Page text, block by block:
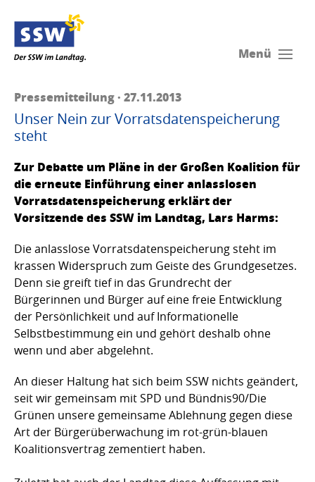
Menü
Pressemitteilung · 27.11.2013
Unser Nein zur Vorratsdatenspeicherung
steht
Zur Debatte um Pläne in der Großen Koalition für
die erneute Einführung einer anlasslosen
Vorratsdatenspeicherung erklärt der
Vorsitzende des SSW im Landtag, Lars Harms:
Die anlasslose Vorratsdatenspeicherung steht im
krassen Widerspruch zum Geiste des Grundgesetzes.
Denn sie greift tief in das Grundrecht der
Bürgerinnen und Bürger auf eine freie Entwicklung
der Persönlichkeit und auf Informationelle
Selbstbestimmung ein und gehört deshalb ohne
wenn und aber abgelehnt.
An dieser Haltung hat sich beim SSW nichts geändert,
seit wir gemeinsam mit SPD und Bündnis90/Die
Grünen unsere gemeinsame Ablehnung gegen diese
Art der Bürgerüberwachung im rot-grün-blauen
Koalitionsvertrag zementiert haben.